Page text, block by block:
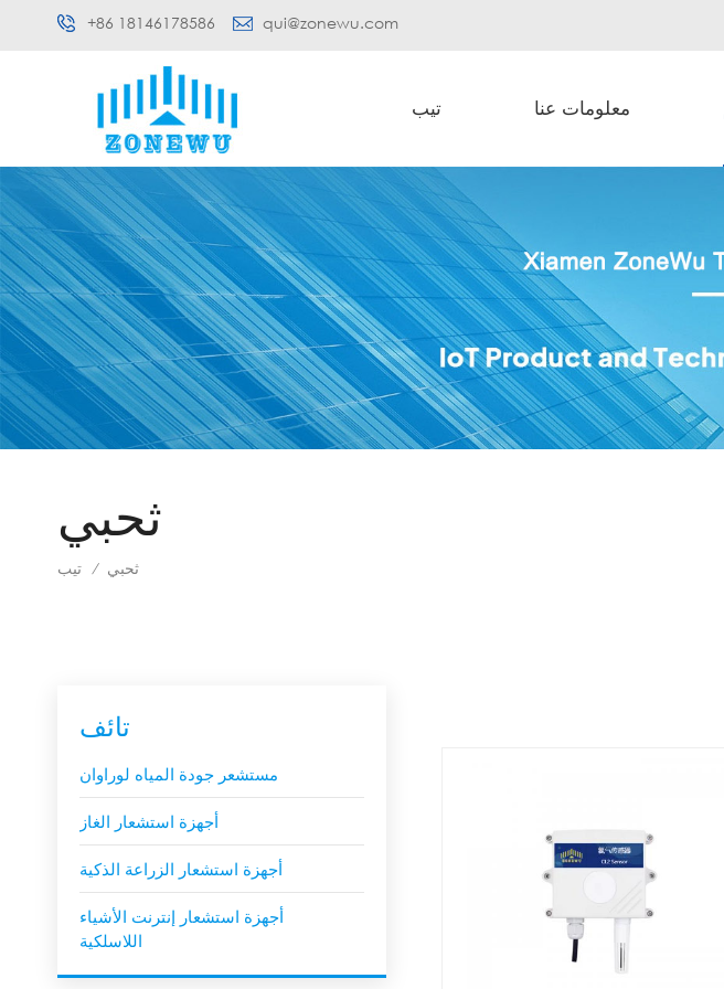
+86 18146178586 qui@zonewu.com
تيب معلومات عنا
ثحبي
تيب / ثحبي
تائف
مستشعر جودة المياه لوراوان
أجهزة استشعار الغاز
أجهزة استشعار الزراعة الذكية
أجهزة استشعار إنترنت الأشياء
اللاسلكية